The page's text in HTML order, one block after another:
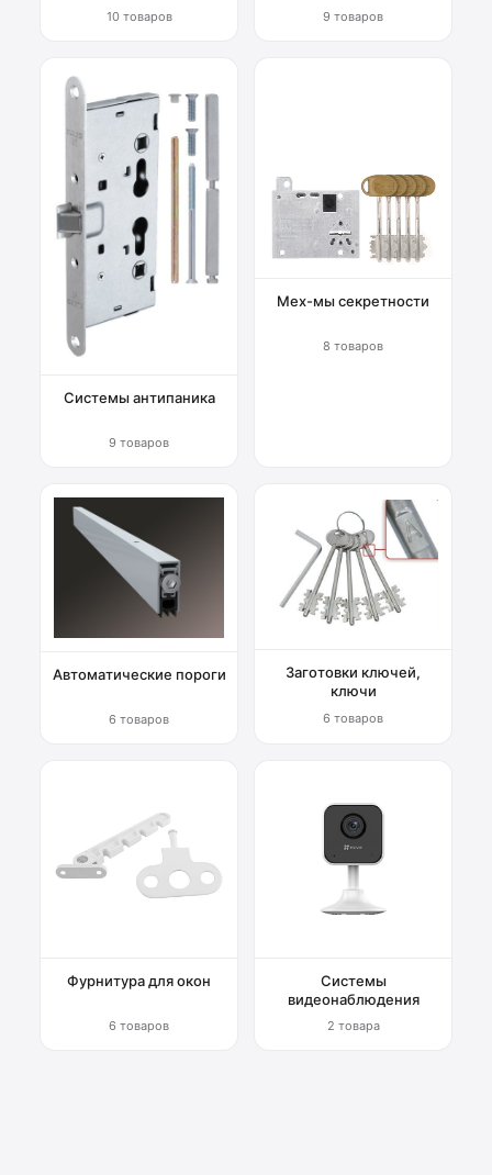
10 товаров 9 товаров
Системы антипаника
9 товаров
Мех-мы секретности
8 товаров
Автоматические пороги
6 товаров
Заготовки ключей,
ключи
6 товаров
Фурнитура для окон
6 товаров
Системы
видеонаблюдения
2 товара